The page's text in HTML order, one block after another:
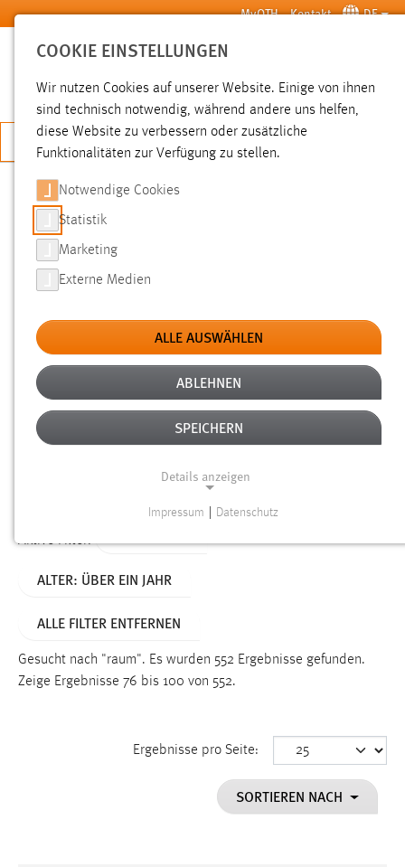
Zum Hauptinhalt springen MyOTH Kontakt DE
SUCHE
JETZT BEWERBEN
SUCHE
FILTER
Typ
Erstellungsdatum
Alter
Aktive Filter:
ALTER: ÜBER EIN JAHR
ALLE FILTER ENTFERNEN
Gesucht nach "raum". Es wurden 552 Ergebnisse gefunden.
Zeige Ergebnisse 76 bis 100 von 552.
Ergebnisse pro Seite:
SORTIEREN NACH
COOKIE EINSTELLUNGEN
Wir nutzen Cookies auf unserer Website. Einige von ihnen
sind technisch notwendig, während andere uns helfen,
diese Website zu verbessern oder zusätzliche
Funktionalitäten zur Verfügung zu stellen.
Notwendige Cookies
Statistik
Marketing
Externe Medien
ALLE AUSWÄHLEN
ABLEHNEN
SPEICHERN
Details anzeigen
Funktionen und sind für die einwandfreie Funktion der
Name:
Dieser Cookie speichert die ausgewählten Einverständnis-
Impressum Datenschutz